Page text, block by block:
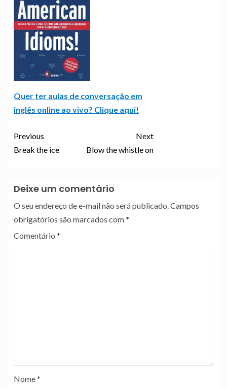
Quer ter aulas de conversação em
inglês online ao vivo? Clique aqui!
Previous
Break the ice
Next
Blow the whistle on
Deixe um comentário
O seu endereço de e-mail não será publicado.Campos
obrigatórios são marcados com*
Comentário *
Nome*